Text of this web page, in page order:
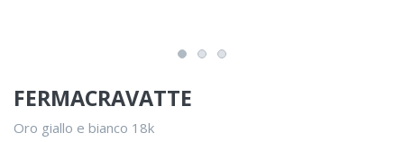
FERMACRAVATTE
Oro giallo e bianco 18k